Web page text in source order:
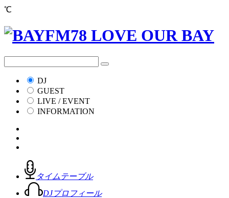
℃
DJ
GUEST
LIVE / EVENT
INFORMATION
タイムテーブル
DJプロフィール